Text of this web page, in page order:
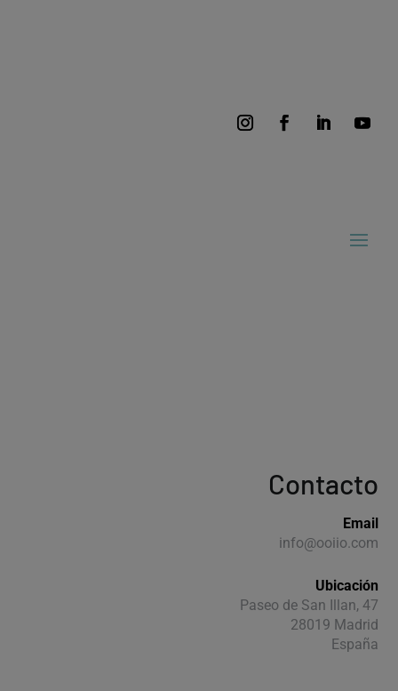
Contacto
Email
info@ooiio.com
Ubicación
Paseo de San Illan, 47
28019 Madrid
España